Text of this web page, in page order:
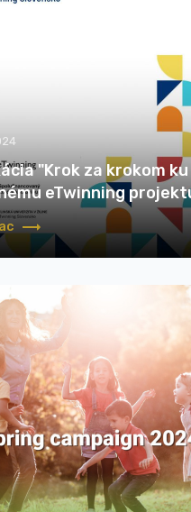
"Krok za krokom ku
eTwinning